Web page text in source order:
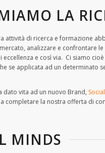
LA
attività di ricerca e formazione
analizzare e confrontare
eccellenza e così via. Ci siamo
se applicata ad un determinato
dato vita ad un nuovo Brand,
a completare la nostra offerta di
MINDS